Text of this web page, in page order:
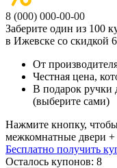
8 (000) 000-00-00
Заберите один из 100
в Ижевске со скидкой
От
Честная цена,
В подарок ручки
(выберите сами)
Нажмите кнопку,
межкомнатные двери +
Бесплатно получить
Осталось купонов: 8